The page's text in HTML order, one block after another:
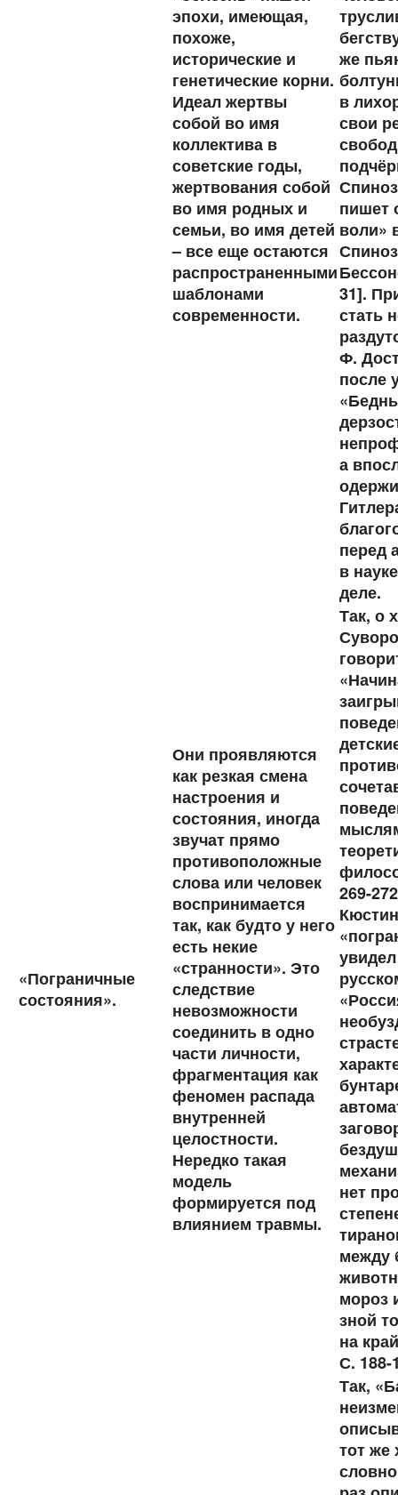
эпохи, имеющая,
похоже,
исторические и
генетические корни.
Идеал жертвы
собой во имя
коллектива в
советские годы,
жертвования собой
во имя родных и
семьи, во имя детей
– все еще остаются
распространенными
шаблонами
современности.
же
в
свои
пишет
воли»
31].
стать
Ф.
после
а
перед
в
деле.
«Пограничные
состояния».
Они проявляются
как резкая смена
настроения и
состояния, иногда
звучат прямо
противоположные
слова или человек
воспринимается
так, как будто у него
есть некие
«странности». Это
следствие
невозможности
соединить в одно
части личности,
фрагментация как
феномен распада
внутренней
целостности.
Нередко такая
модель
формируется под
влиянием травмы.
Так, о
269-
нет
между
мороз
зной
на
С. 188-
Так,
тот же